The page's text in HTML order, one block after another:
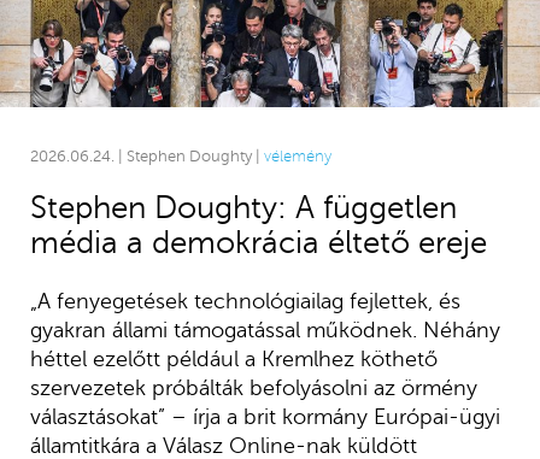
2026.06.24. | Stephen Doughty | vélemény
Stephen Doughty: A független
média a demokrácia éltető ereje
„A fenyegetések technológiailag fejlettek, és
gyakran állami támogatással működnek. Néhány
héttel ezelőtt például a Kremlhez köthető
szervezetek próbálták befolyásolni az örmény
választásokat” – írja a brit kormány Európai-ügyi
államtitkára a Válasz Online-nak küldött